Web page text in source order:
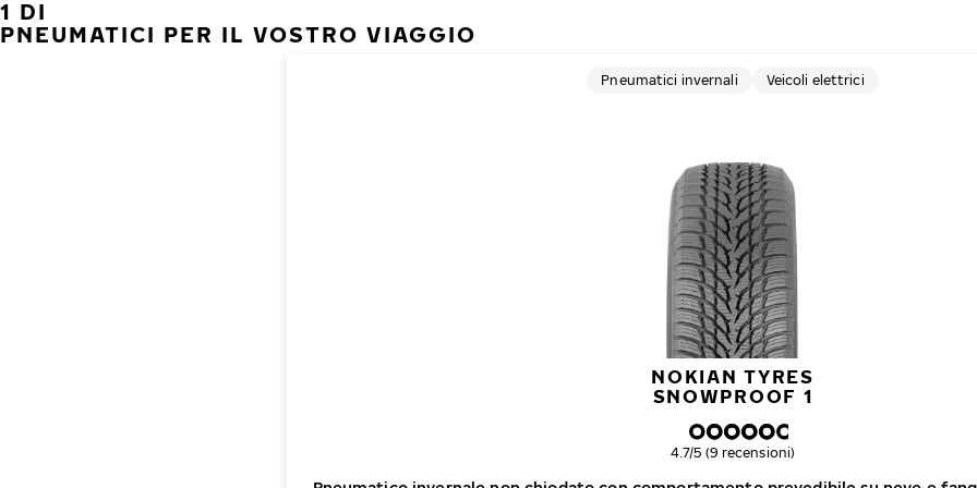
1 DI
PNEUMATICI PER IL VOSTRO VIAGGIO
NOKIAN TYRES
SNOWPROOF 1
Pneumatici invernali Veicoli elettrici
Valutazione complessiva
4.7/5 (9 recensioni)